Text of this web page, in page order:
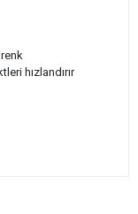
hızlandırır